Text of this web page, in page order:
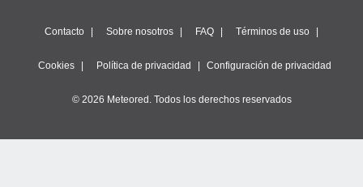
Contacto Sobre nosotros FAQ Términos de uso
Cookies Política de privacidad Configuración de privacidad
© 2026 Meteored. Todos los derechos reservados